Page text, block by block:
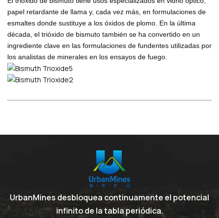
papel retardante de llama y, cada vez más, en formulaciones de
esmaltes donde sustituye a los óxidos de plomo. En la última
década, el trióxido de bismuto también se ha convertido en un
ingrediente clave en las formulaciones de fundentes utilizadas por
los analistas de minerales en los ensayos de fuego.
UrbanMines desbloquea continuamente el potencial
infinito de la tabla periódica.